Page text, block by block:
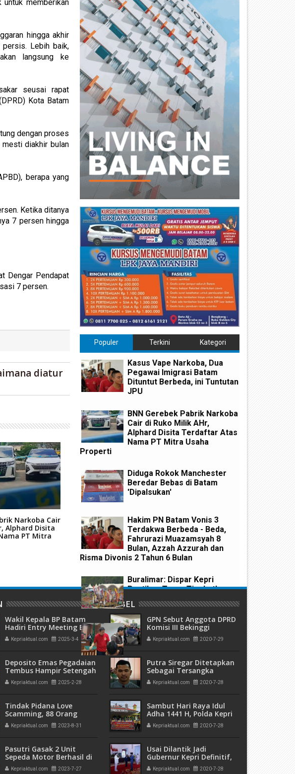
untuk memberikan
hingga akhir
Lebih baik,
langsung ke
seusai rapat
Kota Batam
dengan proses
diakhir bulan
berapa yang
Ketika ditanya
7 persen hingga
Dengar Pendapat
7 persen.
diatur
Narkoba Cair
Alphard Disita
PT Mitra
Cemari Pantai Nemo, Proyek
Pematangan Lahan Teluk Mata
Ikan Diduga Tidak Kantongi Izin
Amdal
Kuasai 303 Hektare Hutan
Rempang, Hakim PN Batam
6 Bulan Penjara Terdakwa
Hanjaya
Populer Terkini Kategori
Kasus Vape Narkoba, Dua
Pegawai Imigrasi Batam
Dituntut Berbeda, ini Tuntutan
JPU
BNN Gerebek Pabrik Narkoba
Cair di Ruko Milik AHr,
Alphard Disita Terdaftar Atas
Nama PT Mitra Usaha
Properti
Diduga Rokok Manchester
Beredar Bebas di Batam
'Dipalsukan'
Hakim PN Batam Vonis 3
Terdakwa Berbeda - Beda,
Fahrurazi Muazamsyah 8
Bulan, Azzah Azzurah dan
Risma Divonis 2 Tahun 6 Bulan
Buralimar: Dispar Kepri
Pastikan Terus Tingkatkan
Kuasai 303 Hektare Hutan
Rempang, Hakim PN Batam
Vonis 6 Bulan Penjara
Wakil Kepala BP Batam
Hadiri Entry Meeting BPK,
Komitmen Wujudkan
Pengelolaan Keuangan
Akuntabel
Kepriaktual.com 2025-3-4
Deposito Emas Pegadaian
Tembus Hampir Setengah
Ton, Sehari Setelah
Presiden Resmikan Bank
Kepriaktual.com 2025-2-28
Tindak Pidana Love
Scamming, 88 Orang
Pelaku Ditangkap Polda
Kepri dan Polisi Cina di
Kepriaktual.com 2023-8-31
Pasutri Gasak 2 Unit
Sepeda Motor Berhasil di
Ringkus Polisi
Kepriaktual.com 2023-7-27
LABEL
GPN Sebut Anggota DPRD
Komisi III Bekinggi
Perusahaan
Penggelolahan Limbah B3,
Oknumnya
Kepriaktual.com 2020-7-29
Putra Siregar Ditetapkan
Sebagai Tersangka
Melanggar UU
Kepabeanan
Kepriaktual.com 2020-7-28
Sambut Hari Raya Idul
Adha 1441 H, Polda Kepri
Gelar Bakti Sosial
Kepriaktual.com 2020-7-28
Usai Dilantik Jadi
Gubernur Kepri Definitif,
Isdianto Ziarah Makam
Kepriaktual.com 2020-7-28